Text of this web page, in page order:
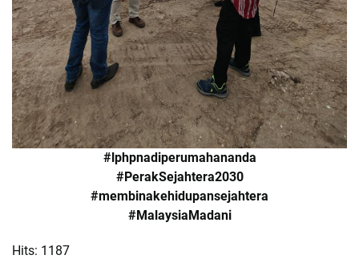
#lphpnadiperumahananda
#PerakSejahtera2030
#membinakehidupansejahtera
#MalaysiaMadani
Hits: 1187